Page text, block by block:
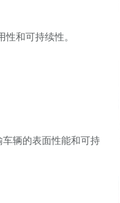
和可持续性。
辆的表面性能和可持